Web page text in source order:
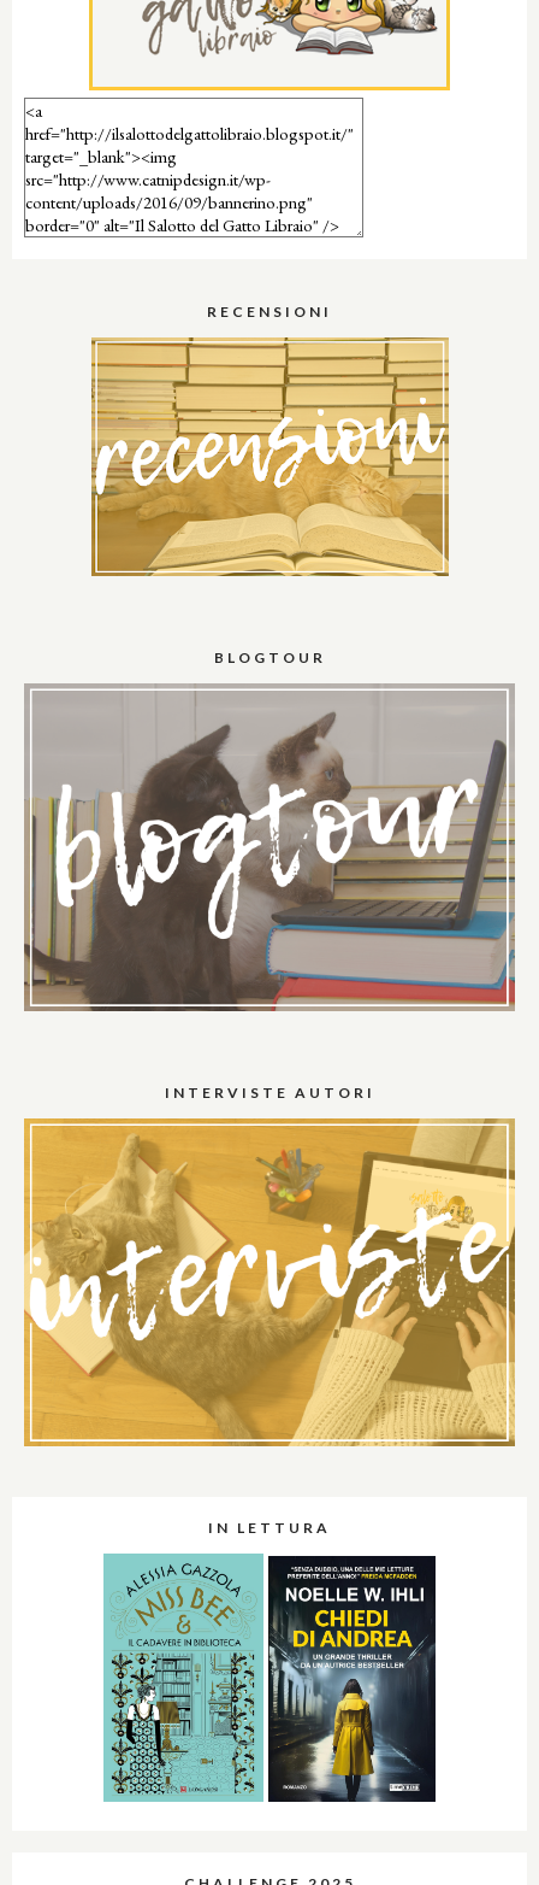
RECENSIONI
BLOGTOUR
INTERVISTE AUTORI
IN LETTURA